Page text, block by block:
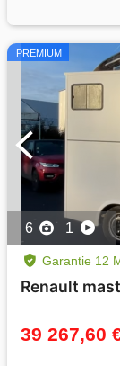
PREMIUM
6 1
Garantie 12
Renault
39 267,60